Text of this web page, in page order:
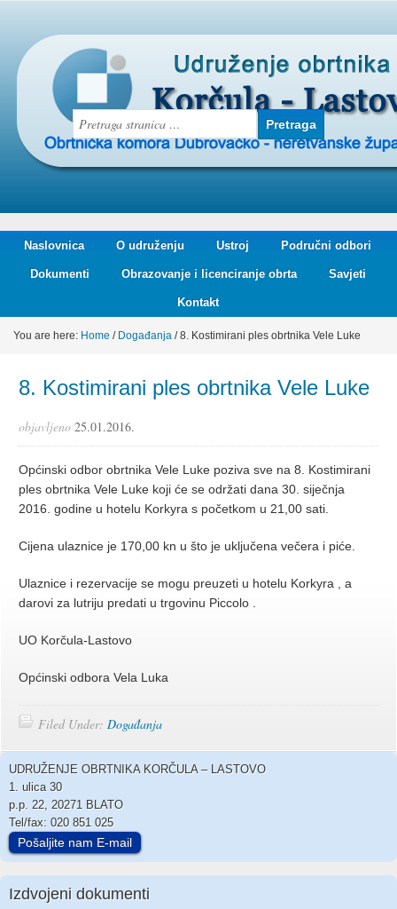
Naslovnica O udruženju Ustroj Područni odbori
Dokumenti Obrazovanje i licenciranje obrta Savjeti
Kontakt
You are here: Home / Događanja /8. Kostimirani ples obrtnika Vele Luke
8. Kostimirani ples obrtnika Vele Luke
objavljeno 25.01.2016.
Općinski odbor obrtnika Vele Luke poziva sve na 8. Kostimirani
ples obrtnika Vele Luke koji će se održati dana 30. siječnja
2016. godine u hotelu Korkyra s početkom u 21,00 sati.
Cijena ulaznice je 170,00 kn u što je uključena večera i piće.
Ulaznice i rezervacije se mogu preuzeti u hotelu Korkyra , a
darovi za lutriju predati u trgovinu Piccolo .
UO Korčula-Lastovo
Općinski odbora Vela Luka
Filed Under: Događanja
UDRUŽENJE OBRTNIKA KORČULA – LASTOVO
1. ulica 30
p.p. 22, 20271 BLATO
Tel/fax: 020 851 025
Pošaljite nam E-mail
Izdvojeni dokumenti